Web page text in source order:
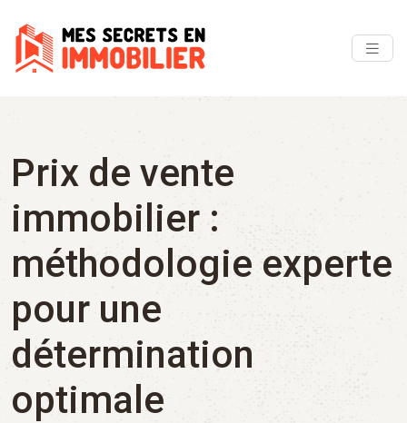
Prix de vente
immobilier :
méthodologie experte
pour une
détermination
optimale